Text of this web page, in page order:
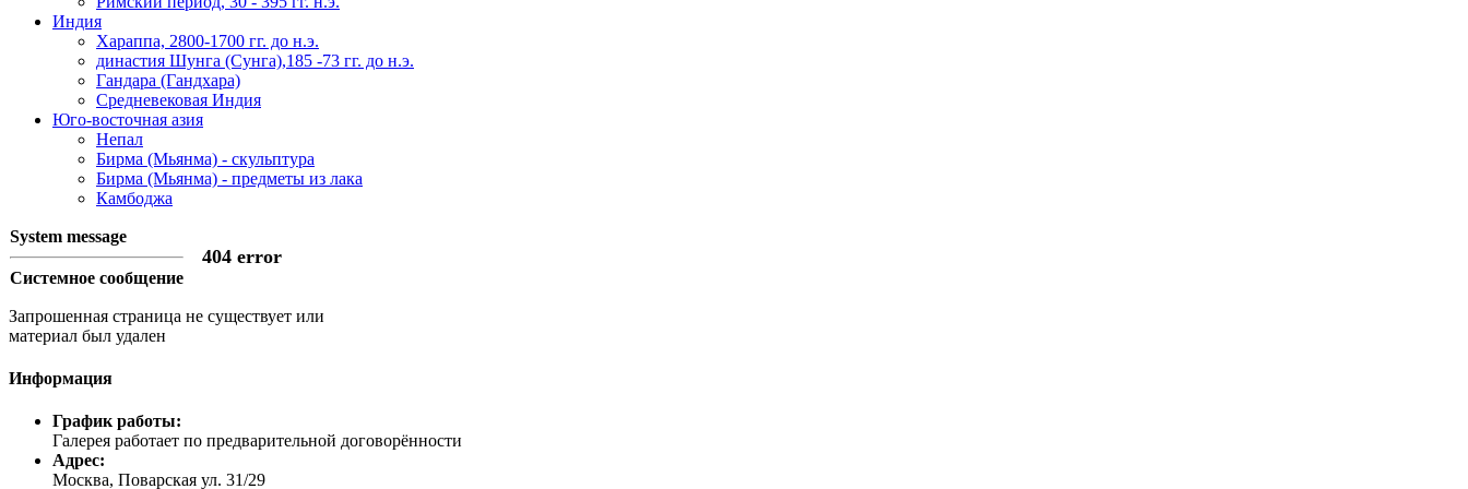
Индия
Хараппа, 2800-1700 гг. до н.э.
династия Шунга (Сунга),185 -73 гг. до н.э.
Гандара (Гандхара)
Средневековая Индия
Юго-восточная азия
Непал
Бирма (Мьянма) - скульптура
Бирма (Мьянма) - предметы из лака
Камбоджа
System message
404 error
Системное сообщение
Запрошенная страница не существует или
материал был удален
Информация
График работы:
Галерея работает по предварительной договорённости
Адрес:
Москва, Поварская ул. 31/29